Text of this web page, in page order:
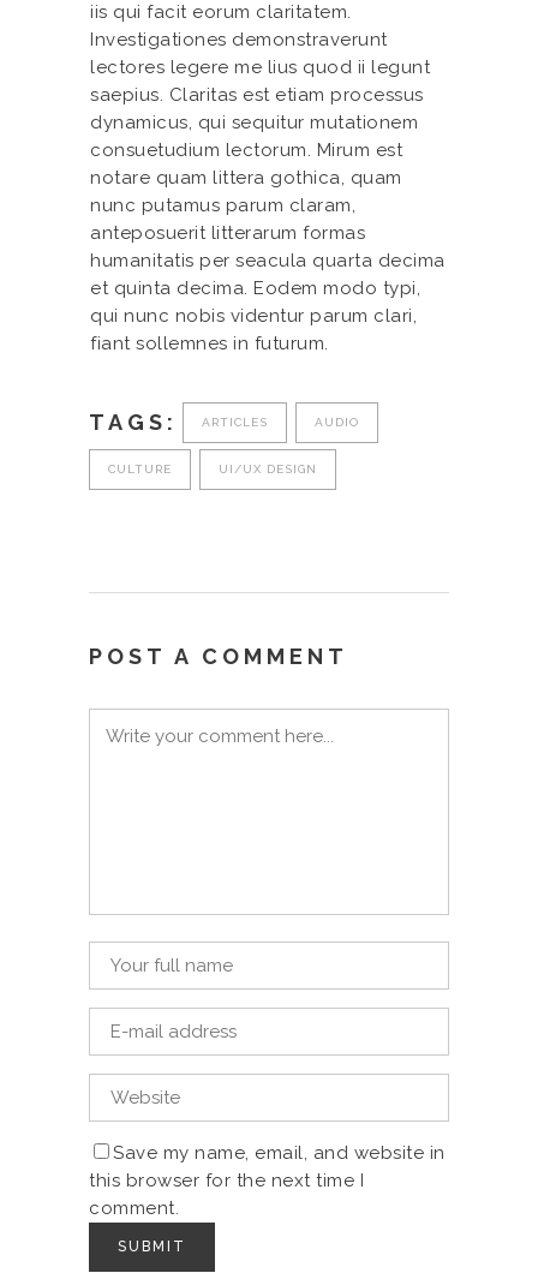
iis qui facit eorum claritatem.
Investigationes demonstraverunt
lectores legere me lius quod ii legunt
saepius. Claritas est etiam processus
dynamicus, qui sequitur mutationem
consuetudium lectorum. Mirum est
notare quam littera gothica, quam
nunc putamus parum claram,
anteposuerit litterarum formas
humanitatis per seacula quarta decima
et quinta decima. Eodem modo typi,
qui nunc nobis videntur parum clari,
fiant sollemnes in futurum.
TAGS: ARTICLES AUDIO
CULTURE UI/UX DESIGN
POST A COMMENT
Save my name, email, and website in
this browser for the next time I
comment.